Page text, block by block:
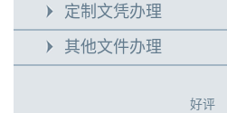
定制文凭办理
其他文件办理
好评